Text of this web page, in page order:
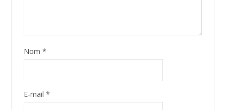
Nom *
E-mail *